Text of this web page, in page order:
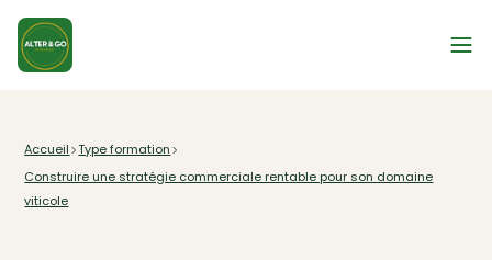
Accueil Type formation
Construire une stratégie commerciale rentable pour son domaine
viticole